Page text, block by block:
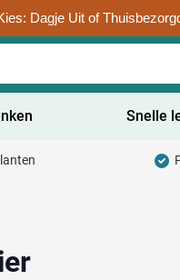
Dagje Uit of
Snelle